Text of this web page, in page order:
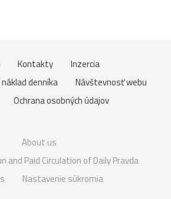
Kontakty
Inzercia
denníka
Návštevnosť webu
Ochrana osobných údajov
About us
and Paid Circulation of Daily Pravda
Nastavenie súkromia